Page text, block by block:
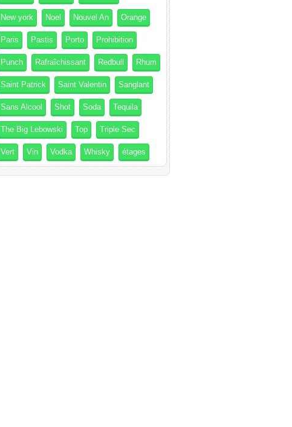
New york Noel Nouvel An Orange
Paris Pastis Porto Prohibition
Punch Rafraîchissant Redbull Rhum
Saint Patrick Saint Valentin Sanglant
Sans Alcool Shot Soda Tequila
The Big Lebowski Top Triple Sec
Vert Vin Vodka Whisky étages